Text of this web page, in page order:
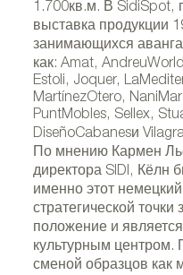
SIDISpot_Amat
1.700кв.м. В SidiSpot,
выставка продукции
занимающихся
как: Amat,
Estoli, Joquer,
MartínezOtero,
PuntMobles, Sellex,
DiseñoCabanesи
По мнению Кармен
директора SIDI, Кёлн
именно этот
стратегической
положение и
культурным центром.
сменой образцов как